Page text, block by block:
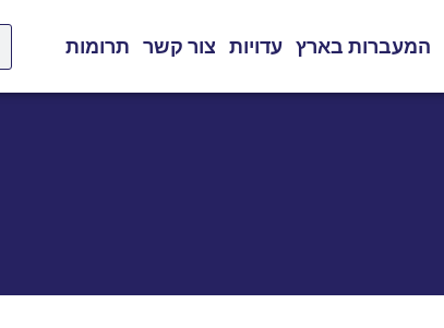
המעברות בארץ עדויות צור קשר תרומות